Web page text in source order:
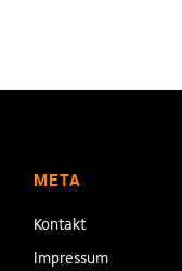
META
Kontakt
Impressum